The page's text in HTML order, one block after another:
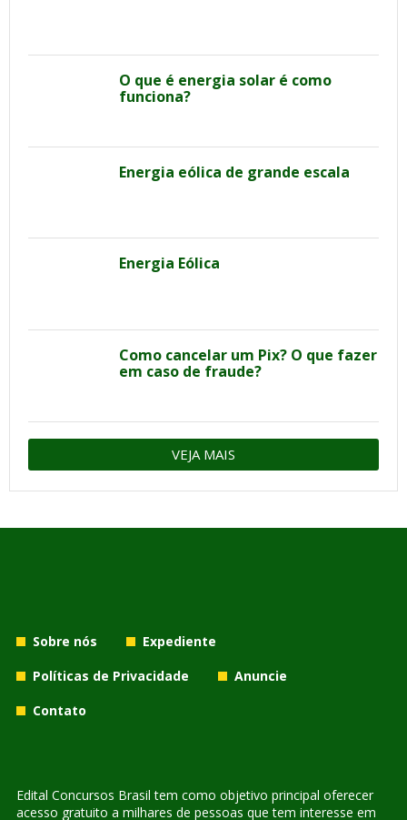
O que é energia solar é como
funciona?
Energia eólica de grande escala
Energia Eólica
Como cancelar um Pix? O que fazer
em caso de fraude?
VEJA MAIS
Sobre nós
Expediente
Políticas de Privacidade
Anuncie
Contato
Edital Concursos Brasil tem como objetivo principal oferecer
acesso gratuito a milhares de pessoas que tem interesse em